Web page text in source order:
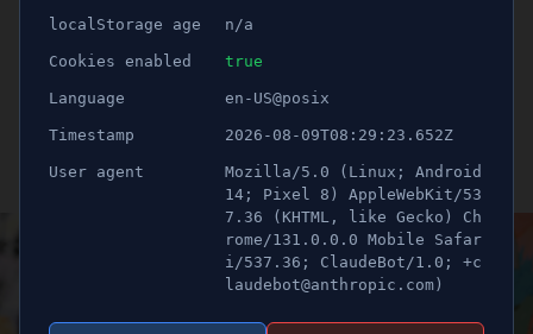
Konstnären blir
kommunens nya
hedersmedborgare
Publicerad 3 juni 2026 16:30
Uppdaterad 21 juni 2026 04:53
localStorage age n/a
Cookies enabled true
Language en-US@posix
Timestamp 2026-08-09T08:29:23.652Z
User agent
Mozilla/5.0 (Linux; Android
14; Pixel 8) AppleWebKit/53
7.36 (KHTML, like Gecko) Ch
rome/131.0.0.0 Mobile Safar
i/537.36; ClaudeBot/1.0; +c
laudebot@anthropic.com)